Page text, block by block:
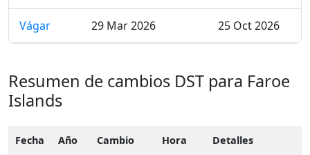
Vágar 29 Mar 2026 25 Oct 2026
Resumen de cambios DST para Faroe
Islands
Fecha Año Cambio Hora Detalles